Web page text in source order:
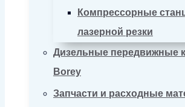
Компрессорные
лазерной резки
Дизельные передвижные
Borey
Запчасти и расходные